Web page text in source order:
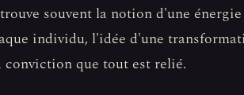
souvent la notion d'une
individu, l'idée d'une
que tout est relié.